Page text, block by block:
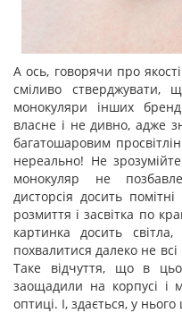
А ось, говорячи про
сміливо стверджувати,
монокуляри інших
власне і не дивно, адже
багатошаровим
нереально! Не
монокуляр не
дисторсія досить
розмиття і засвітка по
картинка досить
похвалитися далеко не
Таке відчуття, що в
заощадили на корпусі і
оптиці. І, здається, у